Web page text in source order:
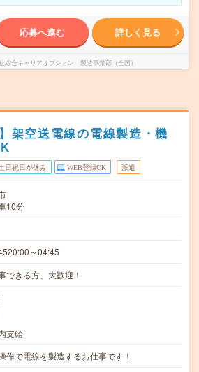
応募へ進む 詳しく見る
綜合キャリアオプション 製造事業部（全国）
架空送電線の電線製造・機
日祝日が休み WEB登録OK 派遣
10分
～04:45
できる方、大歓迎！
支給
作で電線を製造するお仕事です！